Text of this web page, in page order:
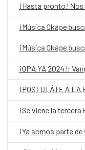
¡Hasta pronto! Nos
¡Música Okápe
¡Música Okápe
¡POSTULÁTE A LA
¡Se viene la tercera
¡Ya somos parte de